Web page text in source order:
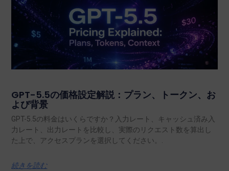
GPT-5.5の価格設定解説：プラン、トークン、お
よび背景
GPT-5.5の料金はいくらですか？入力レート、キャッシュ済み入
力レート、出力レートを比較し、実際のリクエスト数を算出し
た上で、アクセスプランを選択してください。.
続きを読む